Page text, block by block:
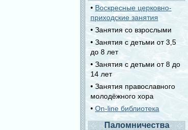
• Воскресные церковно-
приходские занятия
• Занятия со взрослыми
• Занятия с детьми от 3,5
до 8 лет
• Занятия с детьми от 8 до
14 лет
• Занятия православного
молодёжного хора
• On-line библиотека
Паломничества